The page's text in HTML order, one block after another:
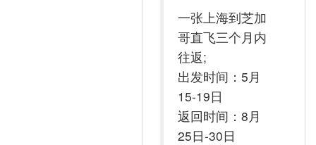
一张上海到芝加
哥直飞三个月内
往返;
出发时间：5月
15-19日
返回时间：8月
25日-30日